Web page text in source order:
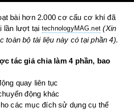
bài hơn 2.000 cơ cấu cơ khí đã
lần lượt tại technologyMAG.net (Xin
toàn bộ tài liệu này có tại phần 4).
tác giả chia làm 4 phần, bao
quay liên tục
động khác
các mục đích sử dụng cụ thể